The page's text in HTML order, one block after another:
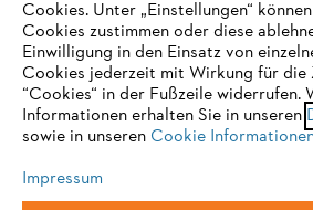
Datenschutz Impressum
Rechtliche Informationen
STIHL VERTRIEBS AG, 8617 Mönchaltorf
Sie nutzen einen Browser, den wir noch
eine optimale Nutzung unserer Seite
einem der folgenden Browser zu
Firefox
Cookies. Unter „Einstellungen“
Cookies zustimmen oder diese
Einwilligung in den Einsatz von
Cookies jederzeit mit Wirkung für die
“Cookies“ in der Fußzeile widerrufen.
Informationen erhalten Sie in unseren
sowie in unseren Cookie
Impressum